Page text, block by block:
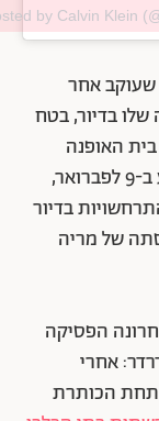
by Calvin Klein
שעוקב אחר
בדיור, בטח
האופנה
בדיור
כניסתה של מריה
הפסיקה
אחרי
תחת הכותרת